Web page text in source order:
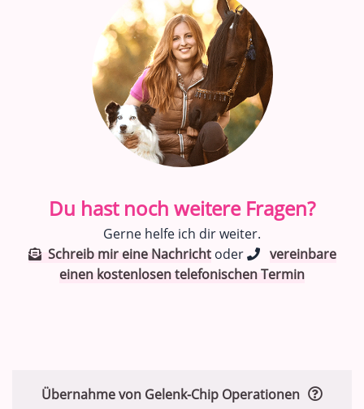
Du hast noch weitere Fragen?
Gerne helfe ich dir weiter.
Schreib mir eine Nachrichtoder
vereinbare
einen kostenlosen telefonischen Termin
Übernahme von Gelenk-Chip Operationen